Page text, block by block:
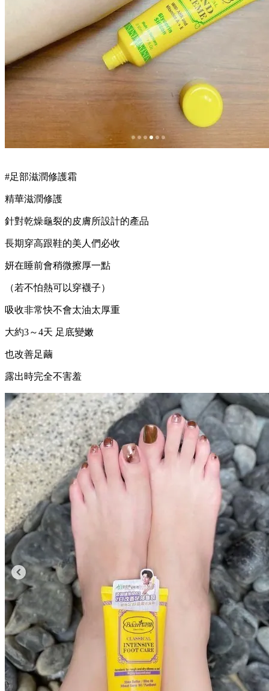
#足部滋潤修護霜
精華滋潤修護
針對乾燥龜裂的皮膚所設計的產品
長期穿高跟鞋的美人們必收
妍在睡前會稍微擦厚一點
（若不怕熱可以穿襪子）
吸收非常快不會太油太厚重
大約3～4天 足底變嫩
也改善足繭
露出時完全不害羞